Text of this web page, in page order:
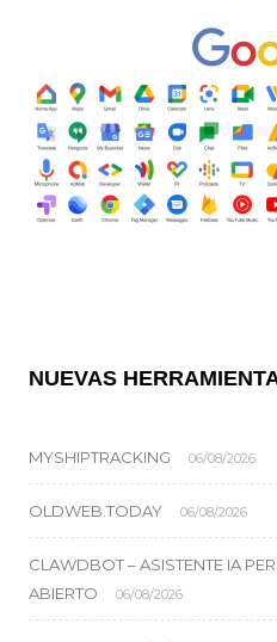
NUEVAS
MYSHIPTRACKING 06/08/2026
OLDWEB.TODAY 06/08/2026
CLAWDBOT – ASISTENTE IA
ABIERTO
06/08/2026